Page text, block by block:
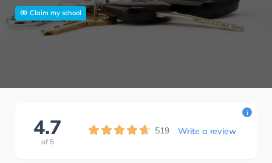
Claim my school
4.7
of 5
519 Write a review
i